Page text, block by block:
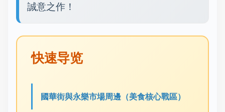
誠意之作！
快速导览
國華街與永樂市場周邊（美食核心戰區）